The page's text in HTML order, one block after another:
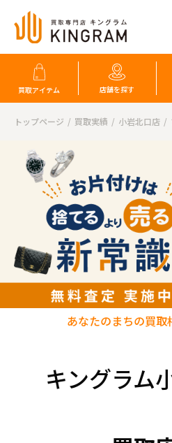
買取アイテム 店舗を探す
トップページ 買取実績 小岩北口店
キングラム
あなたのまちの買取